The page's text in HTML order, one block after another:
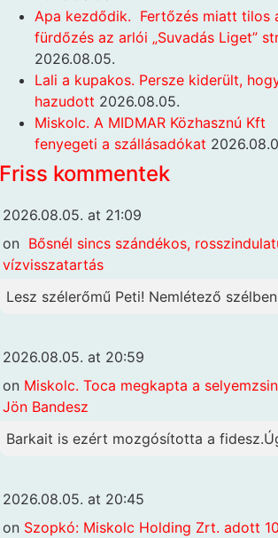
Apa kezdődik. Fertőzés miatt tilos
fürdőzés az arlói „Suvadás Liget”
2026.08.05.
Lali a kupakos. Persze kiderült,
hazudott 2026.08.05.
Miskolc. A MIDMAR Közhasznú Kft
fenyegeti a szállásadókat
Friss kommentek
2026.08.05. at 21:09
on Bősnél sincs szándékos,
vízvisszatartás
Lesz szélerőmű Peti! Nemlétező
2026.08.05. at 20:59
on Miskolc. Toca megkapta a
Jön Bandesz
Barkait is ezért mozgósította a
2026.08.05. at 20:45
on Szopkó: Miskolc Holding Zrt. adott